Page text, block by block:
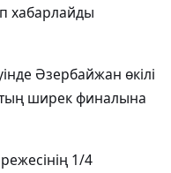
хабарлайды
Әзербайжан өкілі
ширек финалына
1/4